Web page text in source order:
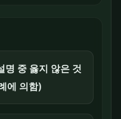
명 중 옳지 않은 것
에 의함)